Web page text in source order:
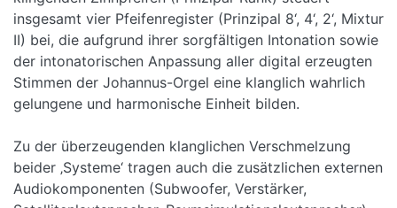
insgesamt vier Pfeifenregister (Prinzipal 8‘, 4‘, 2‘, Mixtur
II) bei, die aufgrund ihrer sorgfältigen Intonation sowie
der intonatorischen Anpassung aller digital erzeugten
Stimmen der Johannus-Orgel eine klanglich wahrlich
gelungene und harmonische Einheit bilden.
Zu der überzeugenden klanglichen Verschmelzung
beider ‚Systeme‘ tragen auch die zusätzlichen externen
Audiokomponenten (Subwoofer, Verstärker,